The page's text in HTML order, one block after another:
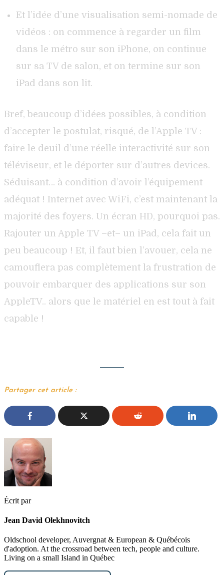
Et l’idée d’une visualisation semi-nomade de
vidéos : on commence à regarder un film
dans le métro sur son iPhone, on continue
sur sa TV de salon, et on termine sur son
iPad dans son lit.
Bref, beaucoup d’idées possibles, à condition
d’accepter le postulat, risqué, de l’Apple TV :
faire le deuil d’une réelle interactivité sur son
téléviseur, et le déporter sur d’autres devices.
Séduisant… à condition d’avoir l’équipement
adéquat ! Internet avec WiFi, c’est maintenant la
majorité des foyers. Un écran HD, pourquoi pas.
Rajouter un Apple TV –et– un iPad, cela fait un
peu beaucoup ! Et, il faut bien l’avouer, cela ne
camouflera pas complètement la frustration de
pouvoir embarquer des applications sur son
AppleTV.. alors que le matériel en est tout à fait
capable !
Partager cet article :
Écrit par
Jean David Olekhnovitch
Oldschool developer, Auvergnat & European & Québécois
d'adoption. At the crossroad between tech, people and culture.
Living on a small Island in Québec